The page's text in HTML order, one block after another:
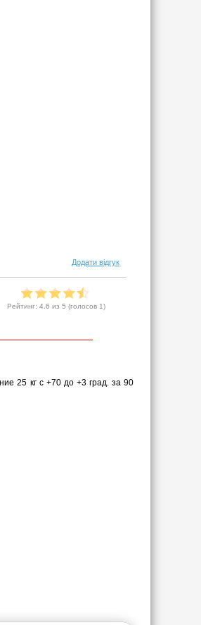
Додати відгук
Рейтинг: 4.6 из 5 (голосов 1)
25 кг с +70 до +3 град. за 90